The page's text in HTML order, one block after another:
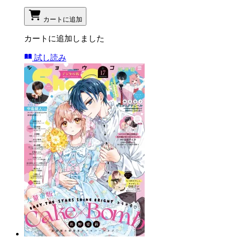
カートに追加
カートに追加しました
試し読み